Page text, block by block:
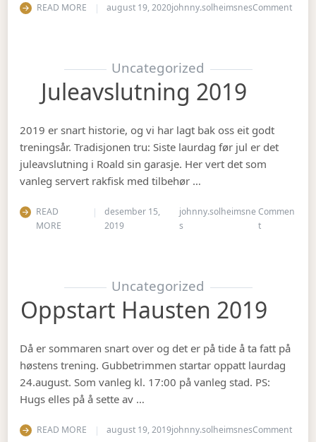
READ MORE august 19, 2020johnny.solheimsnesCommenton
Uncategorized
Juleavslutning 2019
2019 er snart historie, og vi har lagt bak oss eit godt
treningsår. Tradisjonen tru: Siste laurdag før jul er det
juleavslutning i Roald sin garasje. Her vert det som
vanleg servert rakfisk med tilbehør …
READ
MORE
desember 15,
2019
johnny.solheimsne
s
Commen
ton
Uncategorized
Oppstart Hausten 2019
Då er sommaren snart over og det er på tide å ta fatt på
høstens trening. Gubbetrimmen startar oppatt laurdag
24.august. Som vanleg kl. 17:00 på vanleg stad. PS:
Hugs elles på å sette av …
READ MORE august 19, 2019johnny.solheimsnesCommenton